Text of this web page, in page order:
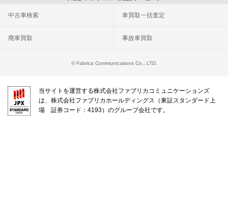
中古車検索 車買取一括査定
廃車買取 事故車買取
© Fabrica Communications Co., LTD.
当サイトを運営する株式会社ファブリカコミュニケーションズ
は、株式会社ファブリカホールディングス（東証スタンダード上
場 証券コード：4193）のグループ会社です。